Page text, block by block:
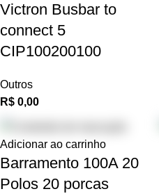
Victron Busbar to
connect 5
CIP100200100
Outros
R$ 0,00
Adicionar ao carrinho
Barramento 100A 20
Polos 20 porcas